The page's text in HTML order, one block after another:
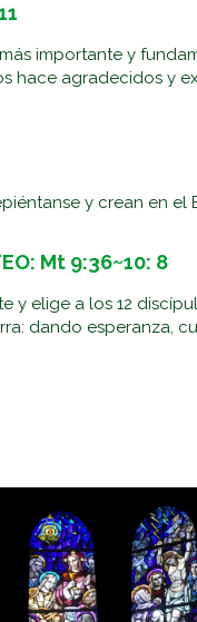
importante y
hace agradecidos y
y crean en el
Mt 9:36~10: 8
y elige a los 12
dando esperanza,
Del Tiempo
Cuerpo Y